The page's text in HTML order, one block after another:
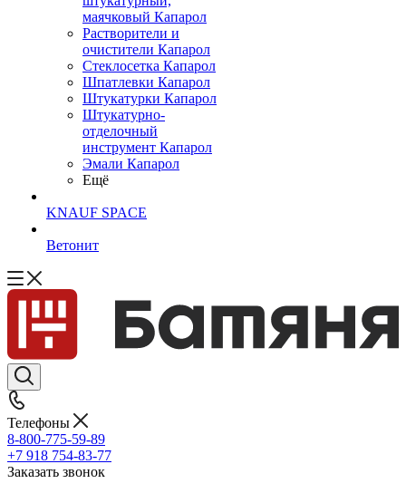
маячковый Капарол
Растворители и
очистители Капарол
Cтеклосетка Капарол
Шпатлевки Капарол
Штукатурки Капарол
Штукатурно-
отделочный
инструмент Капарол
Эмали Капарол
Ещё
KNAUF SPACE
Ветонит
Телефоны
8-800-775-59-89
+7 918 754-83-77
Заказать звонок